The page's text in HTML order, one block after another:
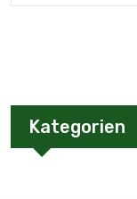
Kategorien